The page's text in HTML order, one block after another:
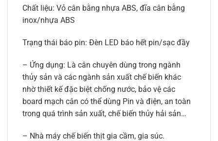
Chất liệu: Vỏ cân bằng nhựa ABS, đĩa cân bằng
inox/nhựa ABS
Trạng thái báo pin: Đèn LED báo hết pin/sạc đầy
– Ứng dụng: Là cân chuyên dùng trong ngành
thủy sản và các ngành sản xuất chế biến khác
nhờ thiết kế đặc biệt chống nước, bảo vệ các
board mạch cân có thể dùng Pin và điện, an toàn
trong quá trình sản xuất, chế biến thủy hải sản…
– Nhà máy chế biến thịt gia cầm, gia súc.